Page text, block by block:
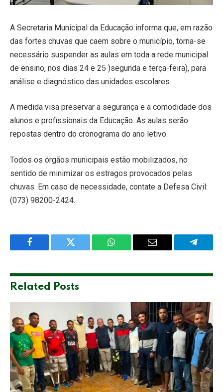
A Secretaria Municipal da Educação informa que, em razão
das fortes chuvas que caem sobre o município, torna-se
necessário suspender as aulas em toda a rede municipal
de ensino, nos dias 24 e 25 )segunda e terça-feira), para
análise e diagnóstico das unidades escolares.
A medida visa preservar a segurança e a comodidade dos
alunos e profissionais da Educação. As aulas serão
repostas dentro do cronograma do ano letivo.
Todos os órgãos municipais estão mobilizados, no
sentido de minimizar os estragos provocados pelas
chuvas. Em caso de necessidade, contate a Defesa Civil:
(073) 98200-2424.
Facebook Twitter WhatsApp Email
Related Posts